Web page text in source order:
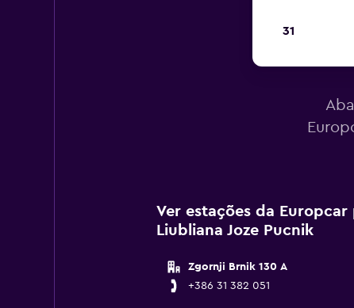
Ver estações da
Liubliana Joze Pucnik
Zgornji Brnik 130 A
+386 31 382 051
31